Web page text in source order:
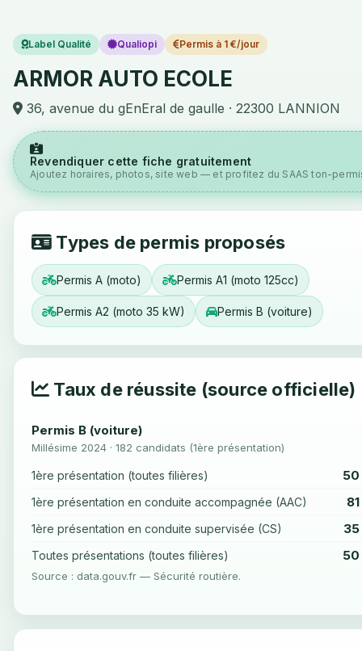
Label Qualité Qualiopi Permis à 1 €/jour
ARMOR AUTO ECOLE
36, avenue du gEnEral de gaulle · 22300 LANNION
Revendiquer cette fiche gratuitement
Ajoutez horaires, photos, site web — et profitez du SAAS ton-
Types de permis proposés
Permis A (moto) Permis A1 (moto 125cc)
Permis A2 (moto 35 kW) Permis B (voiture)
Taux de réussite (source officielle)
Permis B (voiture)
Millésime 2024 · 182 candidats (1ère présentation)
1ère présentation (toutes filières) 50
1ère présentation en conduite accompagnée (AAC)
1ère présentation en conduite supervisée (CS) 35
Toutes présentations (toutes filières) 50
Source : data.gouv.fr — Sécurité routière.